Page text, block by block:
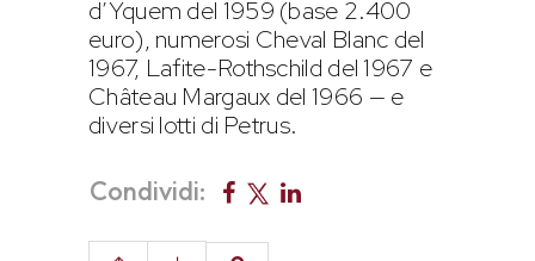
d’Yquem del 1959 (base 2.400
euro), numerosi Cheval Blanc del
1967, Lafite-Rothschild del 1967 e
Château Margaux del 1966 — e
diversi lotti di Petrus.
Condividi: